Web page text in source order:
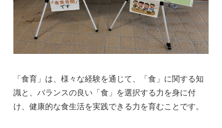
「食育」は、様々な経験を通じて、「食」に関する知
識と、バランスの良い「食」を選択する力を身に付
け、健康的な食生活を実践できる力を育むことです。